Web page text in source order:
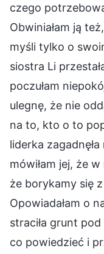
czego
Obwiniałam ją
myśli tylko o
siostra Li
poczułam
ulegnę, że nie
na to, kto o to
liderka
mówiłam jej, że
że borykamy się
Opowiadałam o
straciła grunt pod
co powiedzieć i